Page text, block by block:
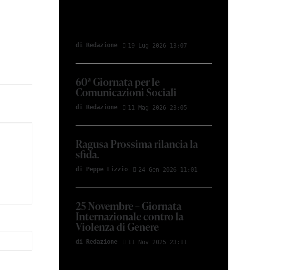
di Redazione 19 Lug 2026 13:07
60ª Giornata per le
Comunicazioni Sociali
di Redazione 11 Mag 2026 23:05
Ragusa Prossima rilancia la
sfida.
di Peppe Lizzio 24 Gen 2026 11:01
25 Novembre – Giornata
Internazionale contro la
Violenza di Genere
di Redazione 11 Nov 2025 23:11